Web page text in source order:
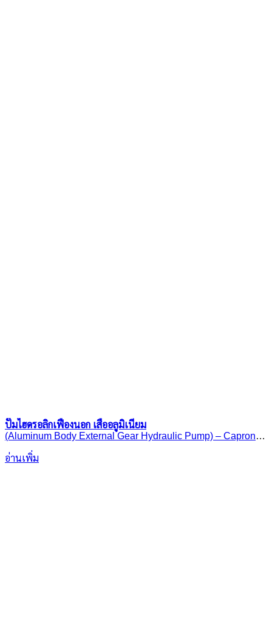
ปั๊มไฮดรอลิกเฟืองนอก เสื้ออลูมิเนียม
(Aluminum Body External Gear Hydraulic Pump) – Caproni
อ่านเพิ่ม